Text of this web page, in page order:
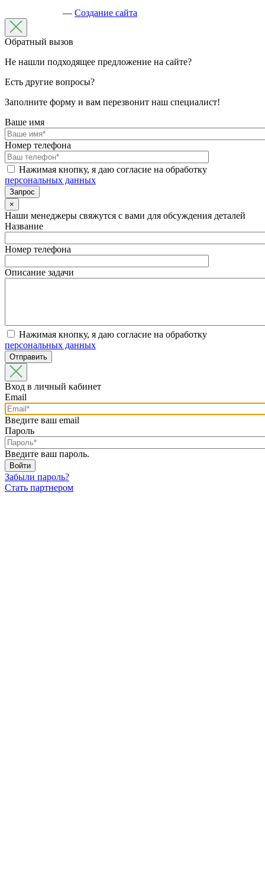
— Создание сайта
Обратный вызов
Не нашли подходящее предложение на сайте?
Есть другие вопросы?
Заполните форму и вам перезвонит наш специалист!
Ваше имя
Номер телефона
Нажимая кнопку, я даю согласие на обработку
персональных данных
×
Наши менеджеры свяжутся с вами для обсуждения деталей
Название
Номер телефона
Описание задачи
Нажимая кнопку, я даю согласие на обработку
персональных данных
Вход в личный кабинет
Email
Введите ваш email
Пароль
Введите ваш пароль.
Забыли пароль?
Стать партнером